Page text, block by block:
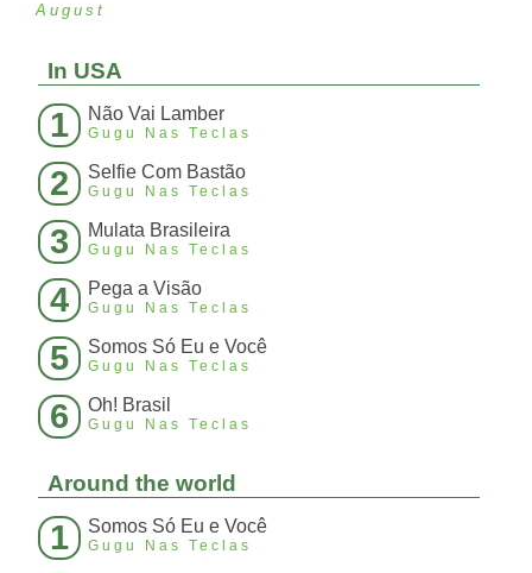
August
In USA
1 Não Vai Lamber
Gugu Nas Teclas
2 Selfie Com Bastão
Gugu Nas Teclas
3 Mulata Brasileira
Gugu Nas Teclas
4 Pega a Visão
Gugu Nas Teclas
5 Somos Só Eu e Você
Gugu Nas Teclas
6 Oh! Brasil
Gugu Nas Teclas
Around the world
1 Somos Só Eu e Você
Gugu Nas Teclas